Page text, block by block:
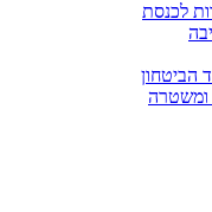
לכנסת
הביטחון
ומשטרה